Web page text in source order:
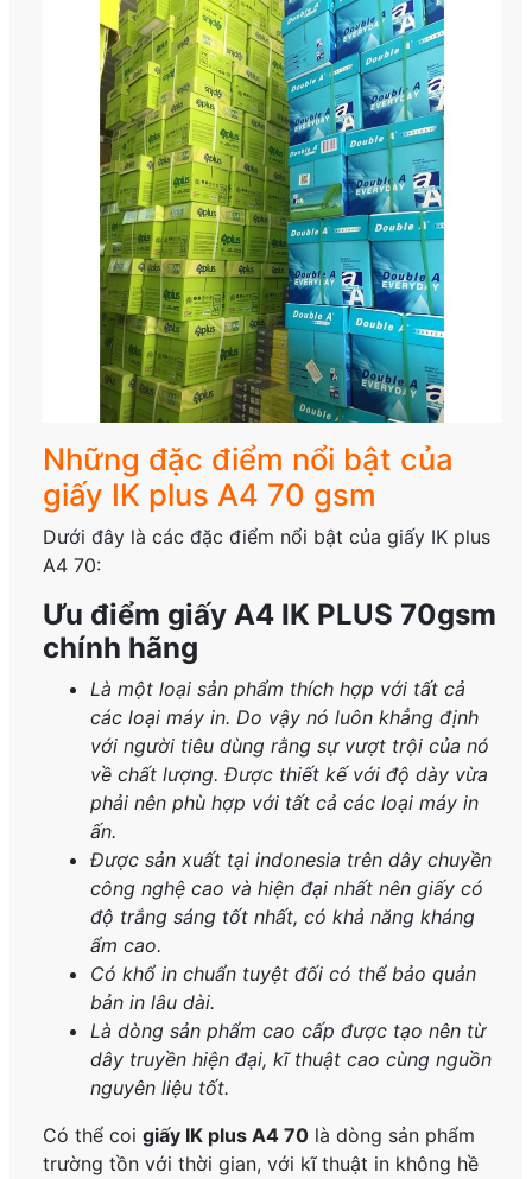
☑️ Trọng lượng: Khoảng 2kg /ream, 10kg /
Những đặc điểm nổi bật của
giấy IK plus A4 70 gsm
Dưới đây là các đặc điểm nổi bật của giấy IK plus
A4 70:
Ưu điểm giấy A4 IK PLUS 70gsm
chính hãng
Là một loại sản phẩm thích hợp với tất cả
các loại máy in. Do vậy nó luôn khẳng định
với người tiêu dùng rằng sự vượt trội của nó
về chất lượng. Được thiết kế với độ dày vừa
phải nên phù hợp với tất cả các loại máy in
ấn.
Được sản xuất tại indonesia trên dây chuyền
công nghệ cao và hiện đại nhất nên giấy có
độ trắng sáng tốt nhất, có khả năng kháng
ẩm cao.
Có khổ in chuẩn tuyệt đối có thể bảo quản
bản in lâu dài.
Là dòng sản phẩm cao cấp được tạo nên từ
dây truyền hiện đại, kĩ thuật cao cùng nguồn
nguyên liệu tốt.
Có thể coigiấy IK plus A4 70 là dòng sản phẩm
trường tồn với thời gian, với kĩ thuật in không hề